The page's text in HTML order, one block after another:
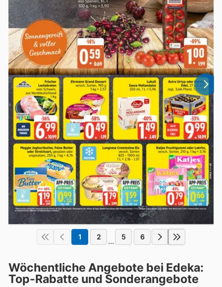
1 2 ... 5 6
Wöchentliche Angebote bei Edeka:
Top-Rabatte und Sonderangebote